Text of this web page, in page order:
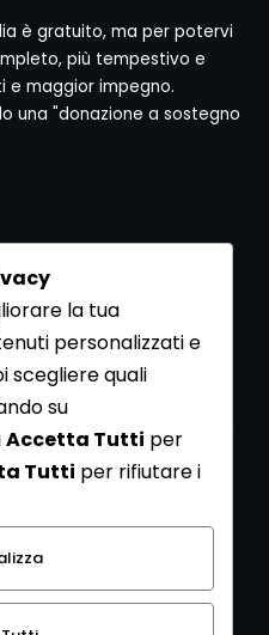
è gratuito, ma per potervi
più tempestivo e
e maggior impegno.
una "donazione a sostegno
di archeologia realizzata
iscriviti alla nostra
dichiara di aver letto
al trattamento
la tua
personalizzati e
scegliere quali
su
Accetta Tutti per
Tutti per rifiutare i